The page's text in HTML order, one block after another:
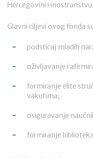
Hercegovini i inostranstvu.
Glavni ciljevi ovog fonda
podsticaj mladih
oživljavanje i
formiranje elite
vakufima;
osiguravanje
formiranje